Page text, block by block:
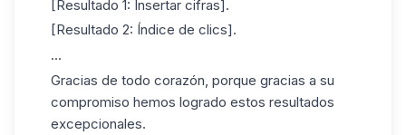
[Resultado 1: Insertar cifras].
[Resultado 2: Índice de clics].
...
Gracias de todo corazón, porque gracias a su
compromiso hemos logrado estos resultados
excepcionales.